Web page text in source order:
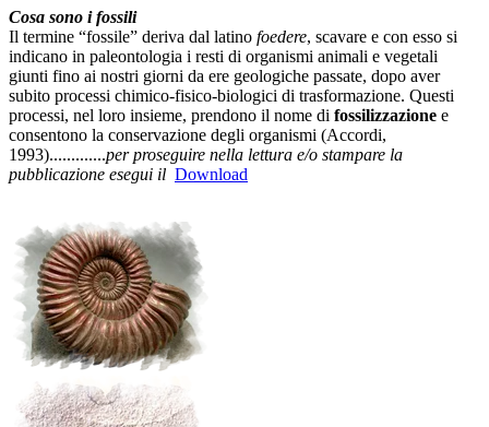
I fossili e la fossilizzazione. Download
Cosa sono i fossili
Il termine “fossile” deriva dal latino foedere, scavare e con esso si
indicano in paleontologia i resti di organismi animali e vegetali
giunti fino ai nostri giorni da ere geologiche passate, dopo aver
subito processi chimico-fisico-biologici di trasformazione. Questi
processi, nel loro insieme, prendono il nome di fossilizzazione e
consentono la conservazione degli organismi (Accordi,
1993).............per proseguire nella lettura e/o stampare la
pubblicazione esegui il Download